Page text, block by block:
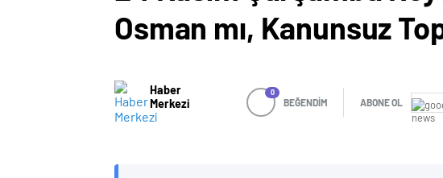
Osman mı, Kanunsuz
Haber
Merkezi
0
BEĞENDİM ABONE OL